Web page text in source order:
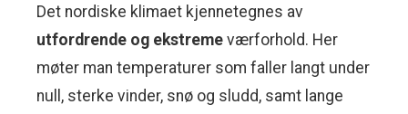
Det nordiske klimaet kjennetegnes av
utfordrende og ekstreme værforhold. Her
møter man temperaturer som faller langt under
null, sterke vinder, snø og sludd, samt lange